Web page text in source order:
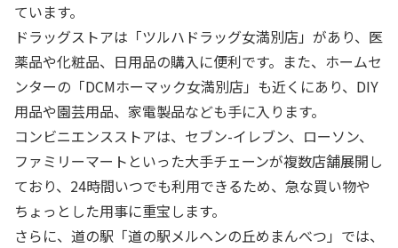
ています。
ドラッグストアは「ツルハドラッグ女満別店」があり、医
薬品や化粧品、日用品の購入に便利です。また、ホームセ
ンターの「DCMホーマック女満別店」も近くにあり、DIY
用品や園芸用品、家電製品なども手に入ります。
コンビニエンスストアは、セブン-イレブン、ローソン、
ファミリーマートといった大手チェーンが複数店舗展開し
ており、24時間いつでも利用できるため、急な買い物や
ちょっとした用事に重宝します。
さらに、道の駅「道の駅メルヘンの丘めまんべつ」では、